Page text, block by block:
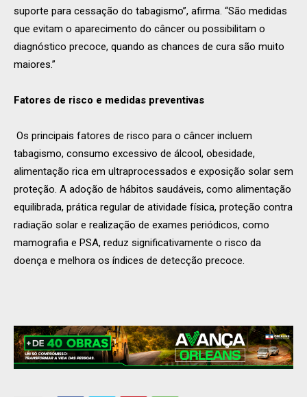
suporte para cessação do tabagismo”, afirma. “São medidas
que evitam o aparecimento do câncer ou possibilitam o
diagnóstico precoce, quando as chances de cura são muito
maiores.”
Fatores de risco e medidas preventivas
Os principais fatores de risco para o câncer incluem
tabagismo, consumo excessivo de álcool, obesidade,
alimentação rica em ultraprocessados e exposição solar sem
proteção. A adoção de hábitos saudáveis, como alimentação
equilibrada, prática regular de atividade física, proteção contra
radiação solar e realização de exames periódicos, como
mamografia e PSA, reduz significativamente o risco da
doença e melhora os índices de detecção precoce.